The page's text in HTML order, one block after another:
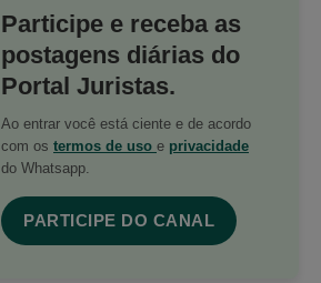
Participe e receba as
postagens diárias do
Portal Juristas.
Ao entrar você está ciente e de acordo
com os termos de uso e privacidade
do Whatsapp.
PARTICIPE DO CANAL